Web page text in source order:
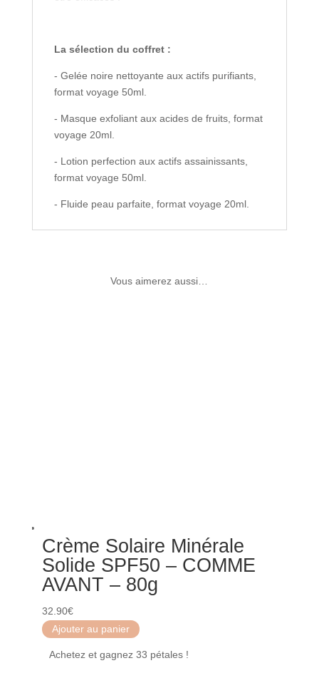
La sélection du coffret :
- Gelée noire nettoyante aux actifs purifiants,
format voyage 50ml.
- Masque exfoliant aux acides de fruits, format
voyage 20ml.
- Lotion perfection aux actifs assainissants,
format voyage 50ml.
- Fluide peau parfaite, format voyage 20ml.
Vous aimerez aussi…
Crème Solaire Minérale
Solide SPF50 – COMME
AVANT – 80g
32.90€
Ajouter au panier
Achetez et gagnez 33 pétales !